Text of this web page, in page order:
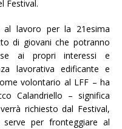
Festival.
al lavoro per la 21esima
di giovani che potranno
ai propri interessi e
lavorativa edificante e
volontario al LFF – ha
Calandriello – significa
richiesto dal Festival,
serve per fronteggiare al